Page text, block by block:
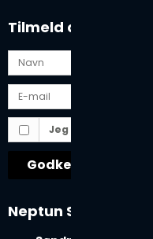
Tilmeld dig vores
Jeg vil gerne
Godkend
Neptun Spa & Pool